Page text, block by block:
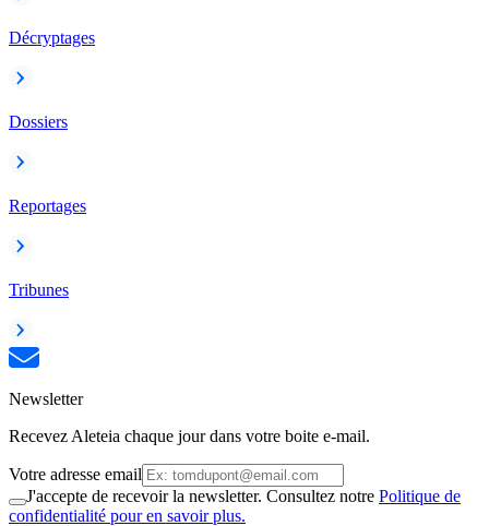
Décryptages
Dossiers
Reportages
Tribunes
Newsletter
Recevez Aleteia chaque jour dans votre boite e-mail.
Votre adresse email
J'accepte de recevoir la newsletter. Consultez notre Politique de
confidentialité pour en savoir plus.